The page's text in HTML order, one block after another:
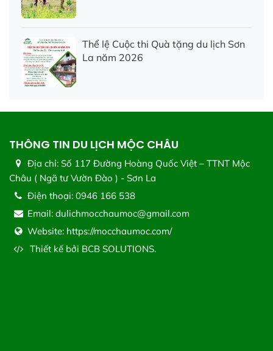
Thể lệ Cuộc thi Quà tặng du lịch Sơn
La năm 2026
THÔNG TIN DU LỊCH MỘC CHÂU
Địa chỉ: Số 117 Đường Hoàng Quốc Việt – TTNT Mộc
Châu ( Ngã tư Vườn Đào ) - Sơn La
Điện thoại: 0946 166 538
Email: dulichmocchaumoc@gmail.com
Website: https://mocchaumoc.com/
Thiết kế bởi BCB SOLUTIONS.